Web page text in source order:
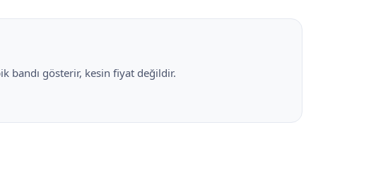
bandı gösterir, kesin fiyat değildir.